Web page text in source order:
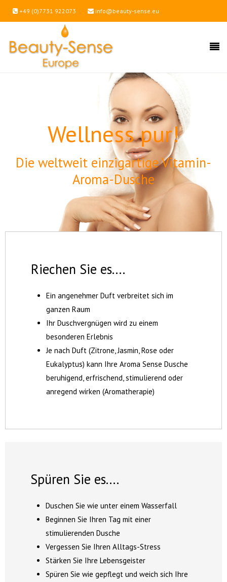
+49 (0)7731 922073 info@beauty-sense.eu
Wellness pur!
Die weltweit einzigartige Vitamin-
Aroma-Dusche
Riechen Sie es....
Ein angenehmer Duft verbreitet sich im
ganzen Raum
Ihr Duschvergnügen wird zu einem
besonderen Erlebnis
Je nach Duft (Zitrone, Jasmin, Rose oder
Eukalyptus) kann Ihre Aroma Sense Dusche
beruhigend, erfrischend, stimulierend oder
anregend wirken (Aromatherapie)
Spüren Sie es....
Duschen Sie wie unter einem Wasserfall
Beginnen Sie Ihren Tag mit einer
stimulierenden Dusche
Vergessen Sie Ihren Alltags-Stress
Stärken Sie Ihre Lebensgeister
Spüren Sie wie gepflegt und weich sich Ihre